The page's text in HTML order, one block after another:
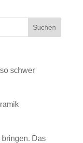
schwer
Das